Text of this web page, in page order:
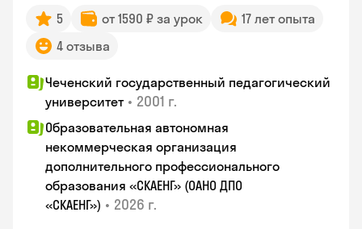
5 от 1590 ₽ за урок
17 лет опыта
4 отзыва
Чеченский государственный педагогический
университет • 2001 г.
Образовательная автономная
некоммерческая организация
дополнительного профессионального
образования «СКАЕНГ» (ОАНО ДПО
«СКАЕНГ») • 2026 г.